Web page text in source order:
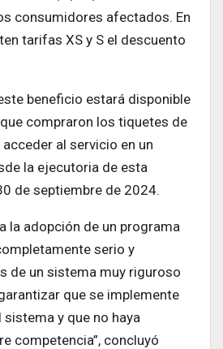
consumidores afectados. En
tarifas XS y S el descuento
beneficio estará disponible
compraron los tiquetes de
al servicio en un
la ejecutoria de esta
de septiembre de 2024.
la adopción de un programa
serio y
de un sistema muy riguroso
que se implemente
y que no haya
competencia”, concluyó